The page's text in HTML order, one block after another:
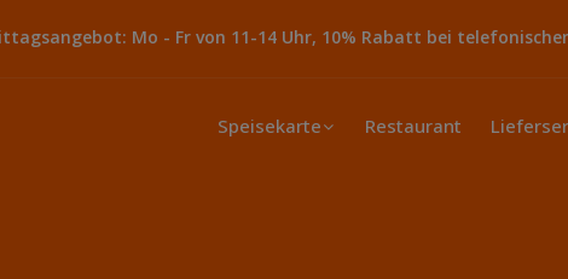
Mo - Fr von 11-14 Uhr, 10% Rabatt bei
Speisekarte Restaurant